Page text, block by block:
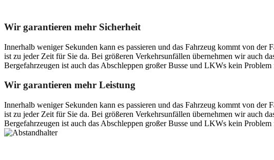
Wir garantieren mehr Sicherheit
Innerhalb weniger Sekunden kann es passieren und das Fahrzeug kommt von
ist zu jeder Zeit für Sie da. Bei größeren Verkehrsunfällen übernehmen wir auch
Bergefahrzeugen ist auch das Abschleppen großer Busse und LKWs kein Problem
Wir garantieren mehr Leistung
Innerhalb weniger Sekunden kann es passieren und das Fahrzeug kommt von
ist zu jeder Zeit für Sie da. Bei größeren Verkehrsunfällen übernehmen wir auch
Bergefahrzeugen ist auch das Abschleppen großer Busse und LKWs kein Problem